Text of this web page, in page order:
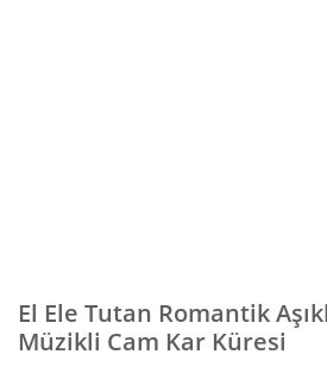
El Ele Tutan Romantik
Müzikli Cam Kar Küresi